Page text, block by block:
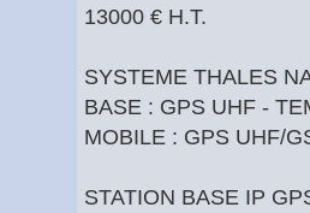
13000 € H.T.
SYSTEME THALES
BASE : GPS UHF -
MOBILE : GPS UHF/
STATION BASE IP